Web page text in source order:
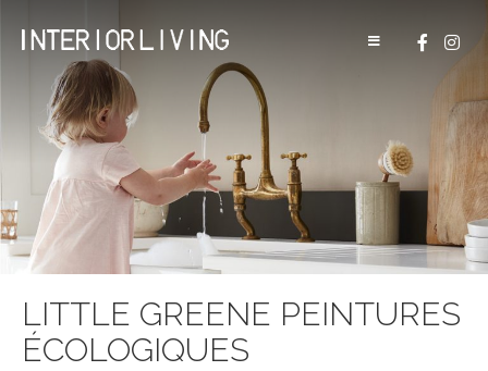
contenu
For Interior Living
Agence Boutique
Showroom
Architecture d'intérieur Mobilier
LITTLE GREENE PEINTURES
ÉCOLOGIQUES
Une cuisine noir et
champagne
Élégance minimaliste en
bord de mer
Cuisine contemporaine
MATÉRIAUX & PRODUITS
PEINTURE LITTLE GREENE